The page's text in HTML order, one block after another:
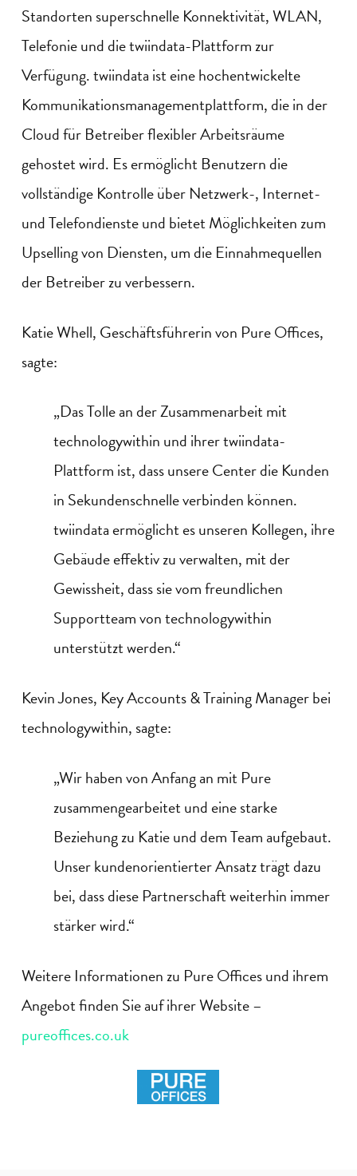
Standorten superschnelle Konnektivität, WLAN,
Telefonie und dietwiindata-Plattform zur
Verfügung.twiindata ist eine hochentwickelte
Kommunikationsmanagementplattform, die in der
Cloud für Betreiber flexibler Arbeitsräume
gehostet wird. Es ermöglicht Benutzern die
vollständige Kontrolle über Netzwerk-, Internet-
und Telefondienste und bietet Möglichkeiten zum
Upselling von Diensten, um die Einnahmequellen
der Betreiber zu verbessern.
KatieWhell, Geschäftsführerin von Pure Offices,
sagte:
„Das Tolle an der Zusammenarbeit mit
technologywithin und ihrertwiindata-
Plattform ist, dass unsereCenterdieKunden
in Sekundenschnelle verbinden können.
twiindataermöglicht es unseren Kollegen, ihre
Gebäude effektiv zu verwalten, mit der
Gewissheit, dass sie vom freundlichen
Supportteam vontechnologywithin
unterstützt werden.“
Kevin Jones, Key Accounts & Training Managerbei
technologywithin, sagte:
„Wir haben von Anfang an mit Pure
zusammengearbeitet und eine starke
Beziehung zu Katie und dem Team aufgebaut.
Unser kundenorientierter Ansatz trägt dazu
bei, dass diese Partnerschaft weiterhin immer
stärker wird.“
Weitere Informationen zu Pure Offices und ihrem
Angebot finden Sie auf ihrer Website–
pureoffices.co.uk